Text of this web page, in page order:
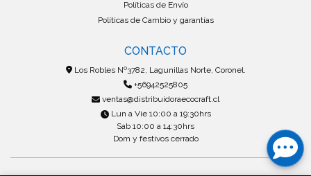
Políticas de Envío
Políticas de Cambio y garantías
CONTACTO
Los Robles Nº3782, Lagunillas Norte, Coronel.
+56942525805
ventas@distribuidoraecocraft.cl
Lun a Vie 10:00 a 19:30hrs
Sab 10:00 a 14:30hrs
Dom y festivos cerrado